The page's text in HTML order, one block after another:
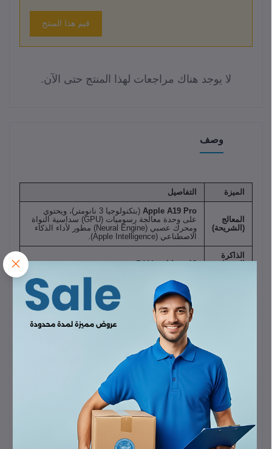
قيم هذا المنتج
لا يوجد هناك مراجعات لهذا المنتج حتى الآن.
وصف
الميزة التفاصيل
المعالج
(الشريحة)
Apple A19 Pro
(بتكنولوجيا 3 نانومتر)، ويحتوي
على وحدة معالجة رسوميات (GPU) سداسية النواة
ومحرك عصبي (Neural Engine) مطور لأداء الذكاء
الاصطناعي (Apple Intelligence).
الذاكرة
العشوائية
12 جيجابايت RAM.
6.9 بوصة
بمعدل تحديث
وتقنية ProMotion، ومحمية
بطبقةCeramic Shield 2
نظام كاميرا رباعي متطورالكاميرا الرئيسية: 48
ميجابكسل.
كاميرا فائقة الاتساع (Ultra Wide):
كاميرا تيليفوتو (Telephoto):
المصدر).
مستشعر LiDAR
الكاميرا
الأمامية
(السيلفي)
18 أو 24 ميجابكسل (مزدوجة مع مستشعر SL 3D).
تسجيل
الفيديو
يدعم تسجيل فيديو بدقة $120\text{fps}$
وقد يدعم
، ويدعم تسجيل